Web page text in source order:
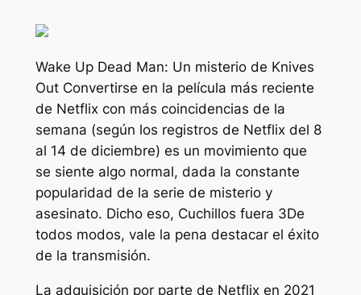
Wake Up Dead Man: Un misterio de Knives
OutConvertirse en la película más reciente
de Netflix con más coincidencias de la
semana (según los registros de Netflix del 8
al 14 de diciembre) es un movimiento que
se siente algo normal, dada la constante
popularidad de la serie de misterio y
asesinato. Dicho eso, Cuchillos fuera 3De
todos modos, vale la pena destacar el éxito
de la transmisión.
La adquisición por parte de Netflix en 2021